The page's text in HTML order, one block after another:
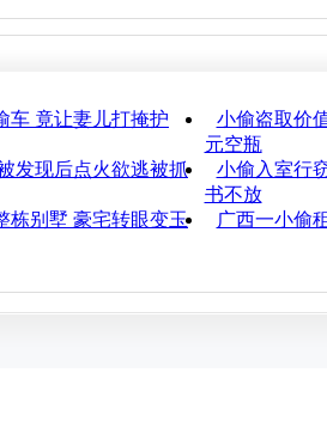
车 竟让妻儿打掩护
小偷盗取价
元空瓶
发现后点火欲逃被抓
小偷入室行
书不放
栋别墅 豪宅转眼变玉
广西一小偷